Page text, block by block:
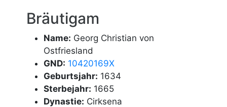
Bräutigam
Name: Georg Christian von
Ostfriesland
GND: 10420169X
Geburtsjahr: 1634
Sterbejahr: 1665
Dynastie: Cirksena